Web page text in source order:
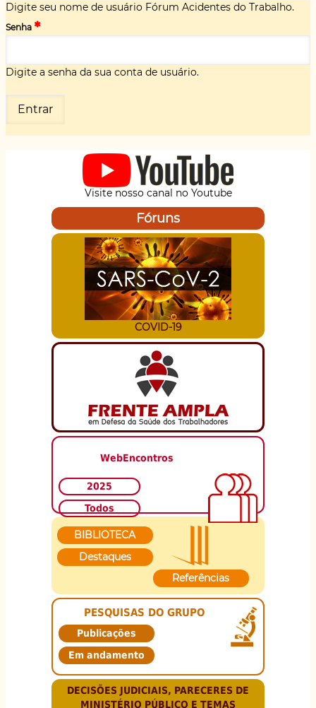
Digite seu nome de usuário Fórum Acidentes do Trabalho.
Senha
Digite a senha da sua conta de usuário.
Visite nosso canal no Youtube
Fóruns
COVID-19
WebEncontros
2025
Todos
BIBLIOTECA
Destaques
Referências
PESQUISAS DO GRUPO
Publicações
Em andamento
DECISÕES JUDICIAIS, PARECERES DE
MINISTÉRIO PÚBLICO E TEMAS